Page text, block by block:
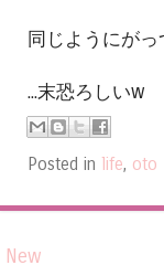
同じようにがっ
...末恐ろしいw
Posted in life, oto
New